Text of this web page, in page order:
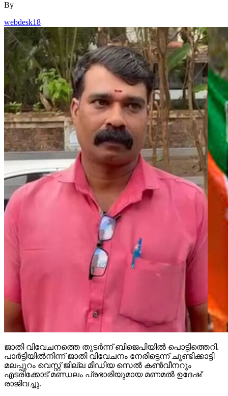
By
webdesk18
ജാതി വിവേചനത്തെ തുടര്‍ന്ന് ബിജെപിയില്‍ പൊട്ടിത്തെറി.
പാര്‍ട്ടിയില്‍നിന്ന് ജാതി വിവേചനം നേരിട്ടെന്ന് ചൂണ്ടിക്കാട്ടി
മലപ്പുറം വെസ്റ്റ് ജില്ല മീഡിയ സെല്‍ കണ്‍വീനറും
എടരിക്കോട് മണ്ഡലം പ്രഭാരിയുമായ മണമല്‍ ഉദേഷ്
രാജിവച്ചു.